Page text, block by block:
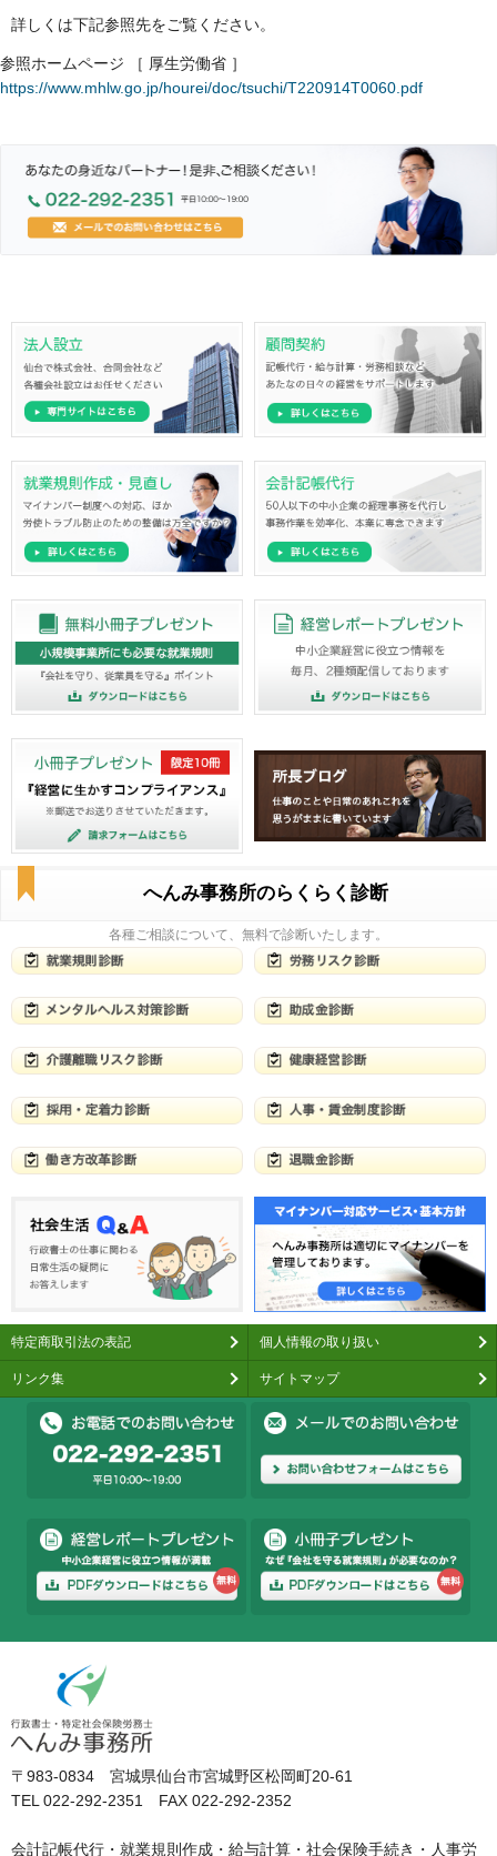
詳しくは下記参照先をご覧ください。
参照ホームページ ［ 厚生労働省 ］
https://www.mhlw.go.jp/hourei/doc/tsuchi/T220914T0060.pdf
へんみ事務所のらくらく診断
各種ご相談について、無料で診断いたします。
特定商取引法の表記 個人情報の取り扱い
リンク集 サイトマップ
〒983-0834 宮城県仙台市宮城野区松岡町20-61
TEL 022-292-2351 FAX 022-292-2352
会計記帳代行・就業規則作成・給与計算・社会保険手続き・人事労